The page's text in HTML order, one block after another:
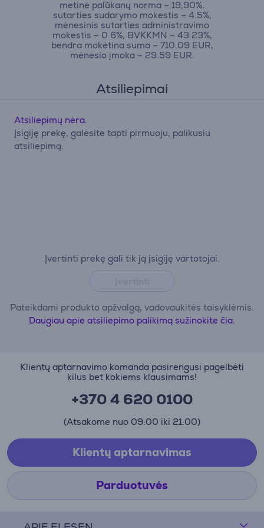
metinė palūkanų norma – 19,90%,
sutarties sudarymo mokestis – 4.5%,
mėnesinis sutarties administravimo
mokestis – 0.6%, BVKKMN – 43.23%,
bendra mokėtina suma – 710.09 EUR,
mėnesio įmoka – 29.59 EUR.
Atsiliepimai
Įvertinti prekę gali tik ją įsigiję vartotojai.
Pateikdami produkto apžvalgą, vadovaukitės taisyklėmis.
Daugiau apie atsiliepimo palikimą sužinokite čia.
Atsiliepimų nėra.
Įsigiję prekę, galėsite tapti pirmuoju, palikusiu
atsiliepimą.
Klientų aptarnavimo komanda pasirengusi pagelbėti
kilus bet kokiems klausimams!
+370 4 620 0100
(Atsakome nuo 09:00 iki 21:00)
Klientų aptarnavimas
Parduotuvės